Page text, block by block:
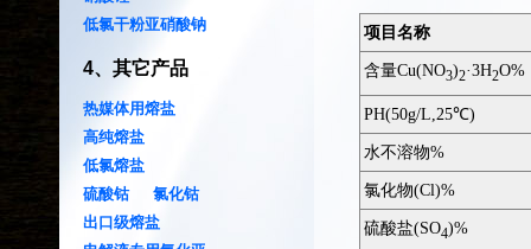
低氯干粉亚硝酸钠
4、 其它产品
热媒体用熔盐
高纯熔盐
低氯熔盐
硫酸钴
氯化钴
出口级熔盐
项目名称
含量Cu(NO3)2·3H2O%
PH(50g/L,25℃)
水不溶物%
氯化物(Cl)%
硫酸盐(SO4)%